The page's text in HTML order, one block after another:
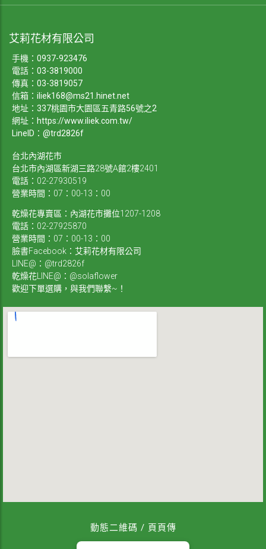
艾莉花材有限公司
手機： 0937-923476
電話： 03-3819000
傳真：03-3819057
信箱： iliek168@ms21.hinet.net
地址：337桃園市大園區五青路56號之2
網址： https://www.iliek.com.tw/
LineID：@trd2826f
台北內湖花市
台北市內湖區新湖三路28號A館2樓2401
電話：02-27930519
營業時間：07：00-13：00
乾燥花專賣區：內湖花市攤位1207-1208
電話：02-27925870
營業時間：07：00-13：00
臉書Facebook：艾莉花材有限公司
LINE@：@trd2826f
乾燥花LINE@：@solaflower
歡迎下單選購，與我們聯繫~！
動態二維碼 / 頁頁傳